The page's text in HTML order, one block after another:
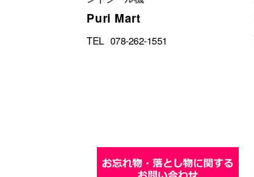
Puri Mart
TEL 078-262-1551